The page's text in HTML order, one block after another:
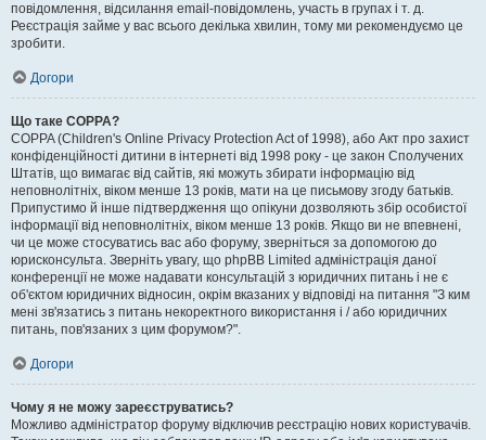
повідомлення, відсилання email-повідомлень, участь в групах і т. д.
Реєстрація займе у вас всього декілька хвилин, тому ми рекомендуємо це
зробити.
Догори
Що таке COPPA?
COPPA (Children's Online Privacy Protection Act of 1998), або Акт про захист
конфіденційності дитини в інтернеті від 1998 року - це закон Сполучених
Штатів, що вимагає від сайтів, які можуть збирати інформацію від
неповнолітніх, віком менше 13 років, мати на це письмову згоду батьків.
Припустимо й інше підтвердження що опікуни дозволяють збір особистої
інформації від неповнолітніх, віком менше 13 років. Якщо ви не впевнені,
чи це може стосуватись вас або форуму, зверніться за допомогою до
юрисконсульта. Зверніть увагу, що phpBB Limited адміністрація даної
конференції не може надавати консультацій з юридичних питань і не є
об'єктом юридичних відносин, окрім вказаних у відповіді на питання "З ким
мені зв'язатись з питань некоректного використання і / або юридичних
питань, пов'язаних з цим форумом?".
Догори
Чому я не можу зареєструватись?
Можливо адміністратор форуму відключив реєстрацію нових користувачів.